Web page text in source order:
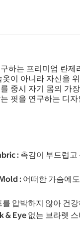
하는 프리미엄 란제
이 아니라 자신을
중시 자기 몸의 가
핏을 연구하는 디
: 촉감이 부드럽고
: 어떠한 가슴에도
압박하지 않아 건
Eye 없는 브라렛 스